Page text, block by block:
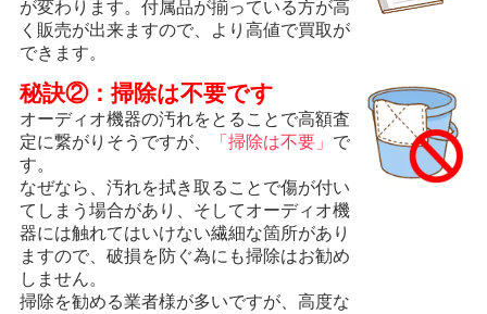
が変わります。付属品が揃っている方が高
く販売が出来ますので、より高値で買取が
できます。
秘訣②：掃除は不要です
オーディオ機器の汚れをとることで高額査
定に繋がりそうですが、
「掃除は不要」 で
す。
なぜなら、汚れを拭き取ることで傷が付い
てしまう場合があり、そしてオーディオ機
器には触れてはいけない繊細な箇所があり
ますので、破損を防ぐ為にも掃除はお勧め
しません。
掃除を勧める業者様が多いですが、高度な